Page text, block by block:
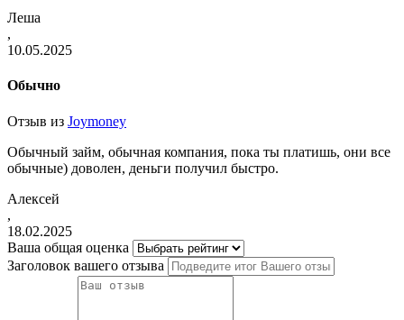
Леша
,
10.05.2025
Обычно
Отзыв из Joymoney
Обычный займ, обычная компания, пока ты платишь, они все
обычные) доволен, деньги получил быстро.
Алексей
,
18.02.2025
Ваша общая оценка
Заголовок вашего отзыва